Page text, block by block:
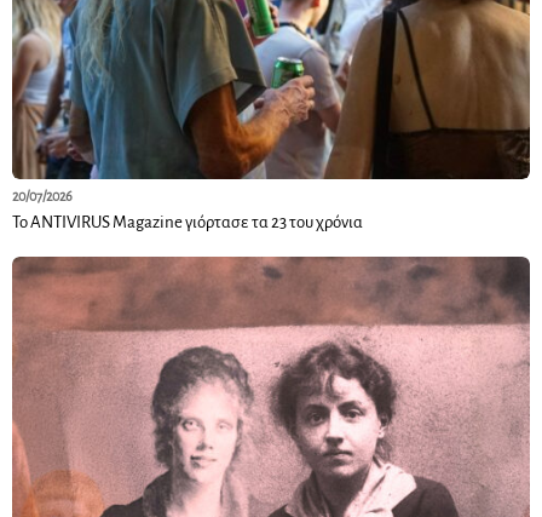
20/07/2026
Το ANTIVIRUS Magazine γιόρτασε τα 23 του χρόνια